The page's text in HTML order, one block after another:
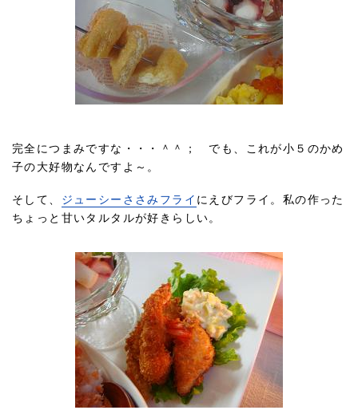
完全につまみですな・・・＾＾； でも、これが小５のかめ
子の大好物なんですよ～。
そして、 ジューシーささみフライ にえびフライ。私の作った
ちょっと甘いタルタルが好きらしい。